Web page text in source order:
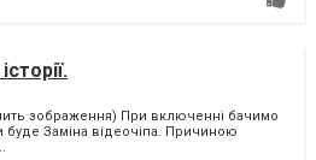
зображення) При включенні бачимо
Заміна відеочіпа. Причиною